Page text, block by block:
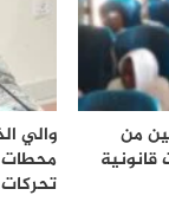
من
قانونية
والي
محطات